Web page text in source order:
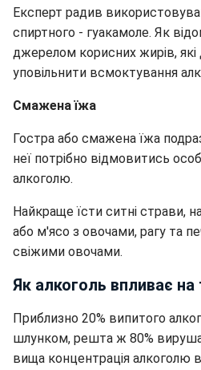
Експерт радив
спиртного - гуакамоле. Як
джерелом корисних жирів,
уповільнити всмоктування
Смажена їжа
Гостра або смажена їжа
неї потрібно відмовитись
алкоголю.
Найкраще їсти ситні страви,
або м'ясо з овочами, рагу та
свіжими овочами.
Як алкоголь впливає на
Приблизно 20% випитого
шлунком, решта ж 80%
вища концентрація алкоголю